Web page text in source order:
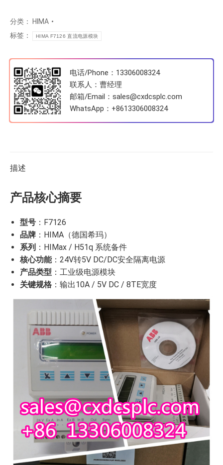
分类： HIMA
标签：
HIMA F7126 直流电源模块
电话/Phone：13306008324
联系人：曹经理
邮箱/Email：sales@cxdcsplc.com
WhatsApp： +8613306008324
描述
产品核心摘要
型号 ：F7126
品牌 ：HIMA（德国希玛）
系列 ：HIMax / H51q 系统备件
核心功能：24V转5V DC/DC安全隔离电源
产品类型 ：工业级电源模块
关键规格 ：输出10A / 5V DC / 8TE宽度